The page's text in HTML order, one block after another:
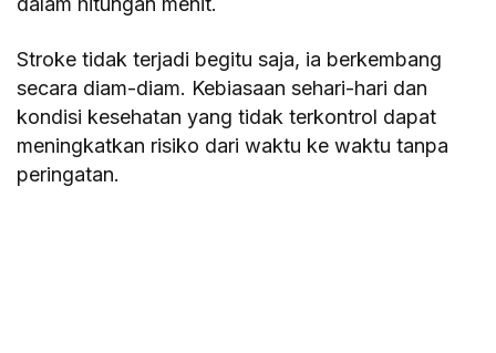
Stroke tidak terjadi begitu saja, ia berkembang
secara diam-diam. Kebiasaan sehari-hari dan
kondisi kesehatan yang tidak terkontrol dapat
meningkatkan risiko dari waktu ke waktu tanpa
peringatan.